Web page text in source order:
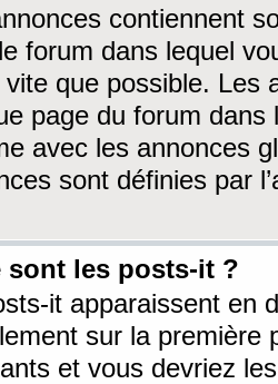
contiennent
forum dans lequel
vite que possible. Les
page du forum dans
avec les annonces
sont définies par
sont les posts-it ?
it apparaissent en
sur la première
et vous devriez